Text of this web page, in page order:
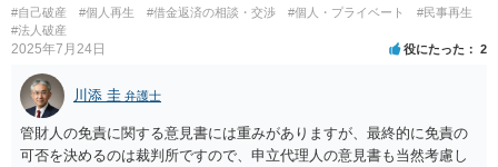
#自己破産 #個人再生 #借金返済の相談・交渉 #個人・プライベート
#民事再生
#法人破産
2025年7月24日 役にたった 2
川添 圭 弁護士
管財人の免責に関する意見書には重みがありますが、最終的に免責の
可否を決めるのは裁判所ですので、申立代理人の意見書も当然考慮し